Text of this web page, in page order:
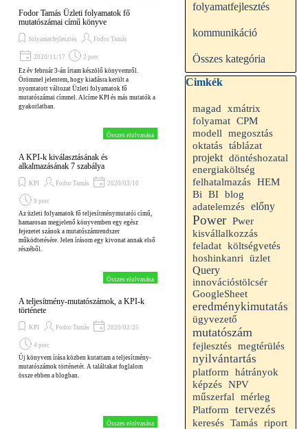
Fodor Tamás Üzleti folyamatok fő
mutatószámai című könyve
folyamatfejlesztés Fodor Tamás
2020/11/17
2 perc
Ez év február 3-án írtam készölő könyvemről.
Örömmel jelentem, hogy kiadásra került a
nyomtatott változat Üzleti folyamatok fő
mutatószámai címmel. Alcíme KPI és más mutatók a
gyakorlatban.
Összes elolvasása
A KPI-k kiválasztásának és
alkalmazásának 7 szabálya
KPI Fodor Tamás 2020/03/10
9 perc
Az üzleti folyamatok fő teljesítménymutatói című,
hamarosan megjelenő könyvemben egy egész
fejezetet szánok a mutatószámrendszer
működtetésére. Jelen írásom egy kivonat annak első
részéből.
Összes elolvasása
A teljesítmény-mutatószámok, a KPI-k
története
KPI Fodor Tamás 2020/02/25
4 perc
Új könyvem írása közben kutattam a teljesítmény-
mutatószámok történetét. A találtakat foglalom
össze ebben a blogban.
Összes elolvasása
folyamatfejlesztés
kommunikáció
Összes kategória
Kihagy blokk Cimkék
Cimkék
magad xmátrix
folyamat CPM
modell
megosztás
oktatás táblázat
projekt döntéshozatal
energiaköltség
felhatalmazás HEM
Bi BI blog
adatelemzés előny
Power Pwer
kisvállalkozzás
feladat költségvetés
hoshinkanri
üzlet
Query
innovációstölcsér
GoogleSheet
eredménykimutatás
ügyvezető
mutatószám
fejlesztés megtérülés
nyilvántartás
platform
hátrányok
képzés NPV
műszerfal
mérleg
Platform tervezés
keresés Tamás riport